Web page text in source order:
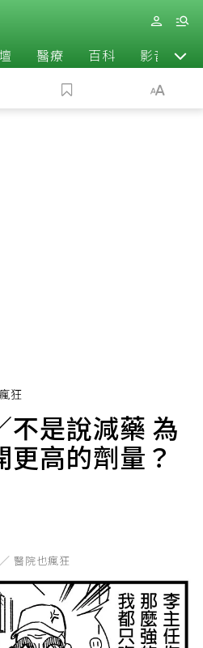
醫療 百科 影音
狂
不是說減藥 為
高的劑量？
醫院也瘋狂